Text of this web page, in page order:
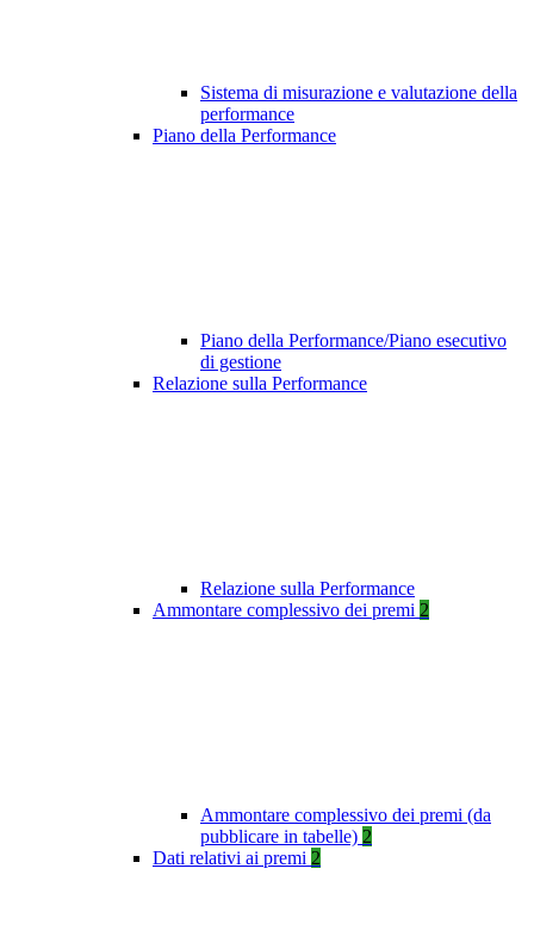
Sistema di misurazione e valutazione della
performance
Piano della Performance
Piano della Performance/Piano esecutivo
di gestione
Relazione sulla Performance
Relazione sulla Performance
Ammontare complessivo dei premi 2
Ammontare complessivo dei premi (da
pubblicare in tabelle) 2
Dati relativi ai premi 2